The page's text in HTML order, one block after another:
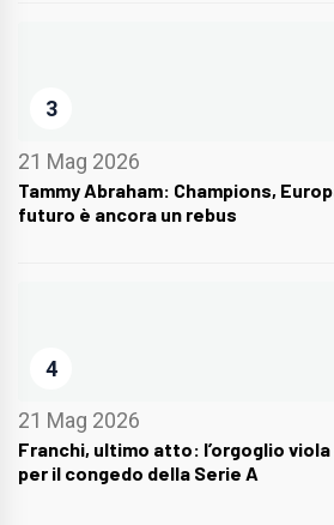
3
21 Mag 2026
Tammy Abraham: Champions,
futuro è ancora un rebus
4
21 Mag 2026
Franchi, ultimo atto: l’orgoglio viola
per il congedo della Serie A